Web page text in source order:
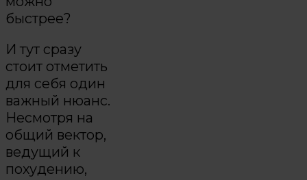
быстрее?
И тут сразу
стоит отметить
для себя один
важный нюанс.
Несмотря на
общий вектор,
ведущий к
похудению,